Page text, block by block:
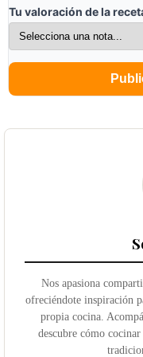
Tu valoración de la
Nos apasiona
ofreciéndote inspiración
propia cocina.
descubre cómo